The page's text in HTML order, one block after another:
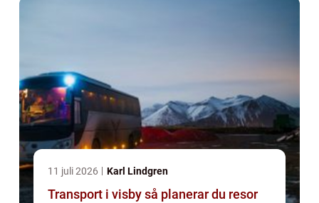
11 juli 2026 Karl Lindgren
Transport i visby så planerar du resor